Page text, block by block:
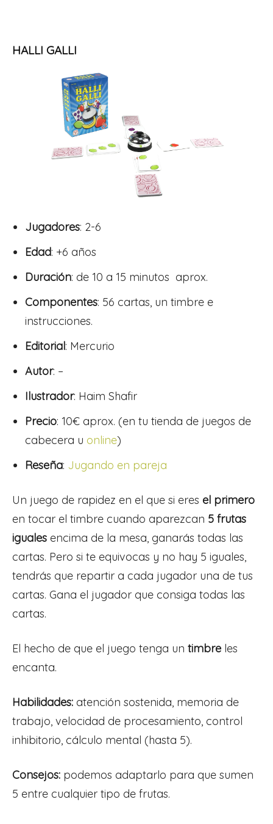
HALLI GALLI
Jugadores: 2-6
Edad: +6 años
Duración: de 10 a 15 minutos aprox.
Componentes: 56 cartas, un timbre e
instrucciones.
Editorial: Mercurio
Autor: –
Ilustrador: Haim Shafir
Precio: 10€ aprox. (en tu tienda de juegos de
cabecera u online)
Reseña: Jugando en pareja
Un juego de rapidez en el que si eres el primero
en tocar el timbre cuando aparezcan 5 frutas
iguales encima de la mesa, ganarás todas las
cartas. Pero si te equivocas y no hay 5 iguales,
tendrás que repartir a cada jugador una de tus
cartas. Gana el jugador que consiga todas las
cartas.
El hecho de que el juego tenga un timbre les
encanta.
Habilidades: atención sostenida, memoria de
trabajo, velocidad de procesamiento, control
inhibitorio, cálculo mental (hasta 5).
Consejos: podemos adaptarlo para que sumen
5 entre cualquier tipo de frutas.